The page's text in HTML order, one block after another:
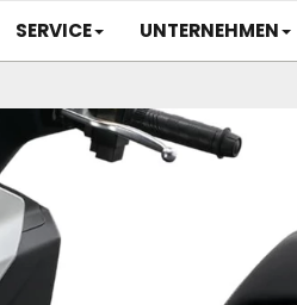
SERVICE UNTERNEHMEN